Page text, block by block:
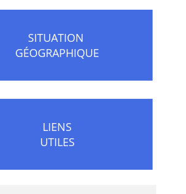
SITUATION
GÉOGRAPHIQUE
LIENS
UTILES